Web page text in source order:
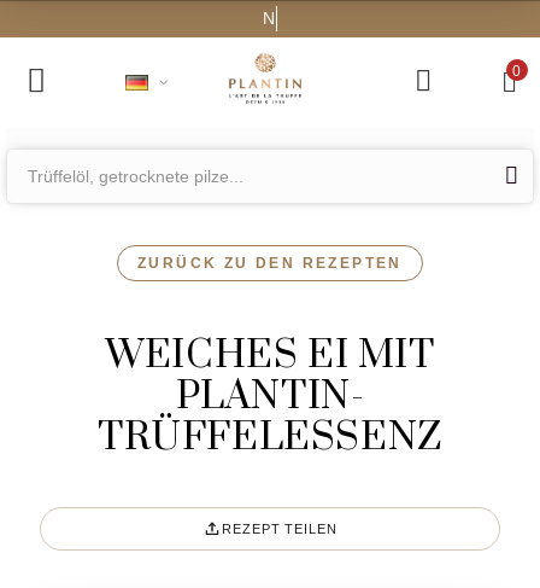
Kos
0
ZURÜCK ZU DEN REZEPTEN
WEICHES EI MIT
PLANTIN-
TRÜFFELESSENZ
REZEPT TEILEN